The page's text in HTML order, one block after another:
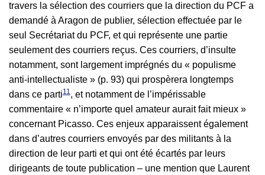
travers la sélection des courriers que la direction du PCF a
demandé à Aragon de publier, sélection effectuée par le
seul Secrétariat du PCF, et qui représente une partie
seulement des courriers reçus. Ces courriers, d’insulte
notamment, sont largement imprégnés du « populisme
anti-intellectualiste » (p. 93) qui prospèrera longtemps
dans ce parti11 , et notamment de l’impérissable
commentaire « n’importe quel amateur aurait fait mieux »
concernant Picasso. Ces enjeux apparaissent également
dans d’autres courriers envoyés par des militants à la
direction de leur parti et qui ont été écartés par leurs
dirigeants de toute publication – une mention que Laurent